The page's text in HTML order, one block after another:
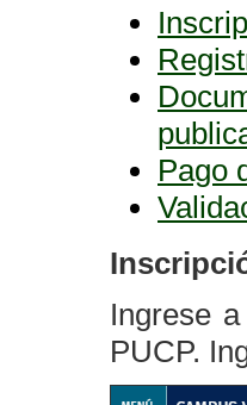
Pago
Ingrese a
PUCP.